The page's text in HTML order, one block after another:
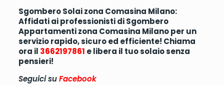
Sgombero Solai zona Comasina Milano:
Affidati ai professionisti di Sgombero
Appartamenti zona Comasina Milano per un
servizio rapido, sicuro ed efficiente! Chiama
ora il 3662197861 e libera il tuo solaio senza
pensieri!
Seguici suFacebook